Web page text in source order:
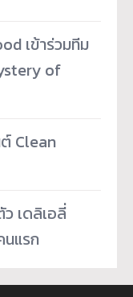
เข้าร่วมทีม
of
Clean
เดลิเอลี่
แรก